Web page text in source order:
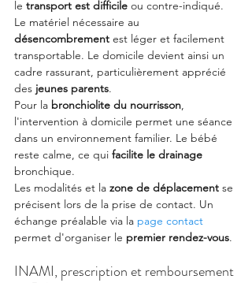
le transport est difficile ou contre-indiqué.
Le matériel nécessaire au
désencombrement est léger et facilement
transportable. Le domicile devient ainsi un
cadre rassurant, particulièrement apprécié
des jeunes parents.
Pour la bronchiolite du nourrisson,
l'intervention à domicile permet une séance
dans un environnement familier. Le bébé
reste calme, ce qui facilite le drainage
bronchique.
Les modalités et la zone de déplacement se
précisent lors de la prise de contact. Un
échange préalable via la page contact
permet d'organiser le premier rendez-vous.
INAMI, prescription et remboursement